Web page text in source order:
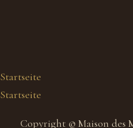
Startseite
Startseite
Copyright © Maison des